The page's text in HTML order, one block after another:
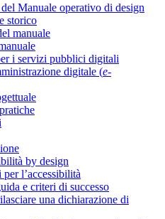
Manuale operativo di design
storico
manuale
i servizi pubblici digitali
digitale (e-
by design
l’accessibilità
e criteri di successo
una dichiarazione di